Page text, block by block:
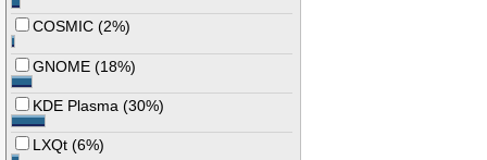
COSMIC (2%)
GNOME (18%)
KDE Plasma (30%)
LXQt (6%)